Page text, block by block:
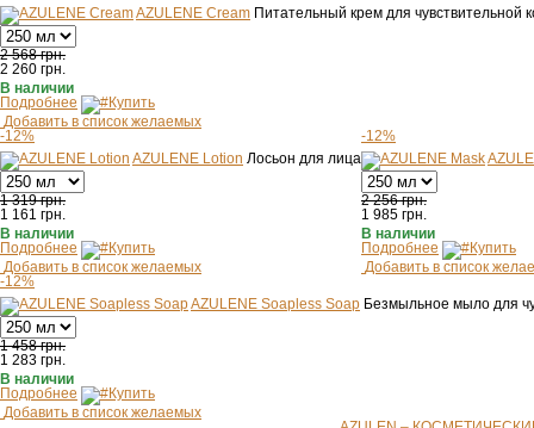
AZULENE Cream Питательный крем для чувствительной
2 568 грн.
2 260 грн.
В наличии
Подробнее
Купить
Добавить в список желаемых
-12%
AZULENE Lotion Лосьон для лица
1 319 грн.
1 161 грн.
В наличии
Подробнее
Купить
Добавить в список желаемых
-12%
2 256 грн.
1 985 грн.
В наличии
Подробнее
Купить
Добавить в список
-12%
AZULENE Soapless Soap Безмыльное мыло для
1 458 грн.
1 283 грн.
В наличии
Подробнее
Купить
Добавить в список желаемых